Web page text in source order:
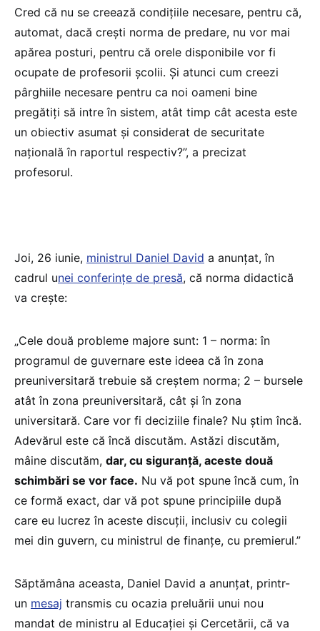
Cred că nu se creează condițiile necesare, pentru că,
automat, dacă crești norma de predare, nu vor mai
apărea posturi, pentru că orele disponibile vor fi
ocupate de profesorii școlii. Și atunci cum creezi
pârghiile necesare pentru ca noi oameni bine
pregătiți să intre în sistem, atât timp cât acesta este
un obiectiv asumat și considerat de securitate
națională în raportul respectiv?”, a precizat
profesorul.
Joi, 26 iunie, ministrul Daniel David a anunțat, în
cadrul unei conferințe de presă, că norma didactică
va crește:
„Cele două probleme majore sunt: 1 – norma: în
programul de guvernare este ideea că în zona
preuniversitară trebuie să creștem norma; 2 – bursele
atât în zona preuniversitară, cât și în zona
universitară. Care vor fi deciziile finale? Nu știm încă.
Adevărul este că încă discutăm. Astăzi discutăm,
mâine discutăm, dar, cu siguranță, aceste două
schimbări se vor face. Nu vă pot spune încă cum, în
ce formă exact, dar vă pot spune principiile după
care eu lucrez în aceste discuții, inclusiv cu colegii
mei din guvern, cu ministrul de finanțe, cu premierul.”
Săptămâna aceasta, Daniel David a anunțat, printr-
un mesaj transmis cu ocazia preluării unui nou
mandat de ministru al Educației și Cercetării, că va